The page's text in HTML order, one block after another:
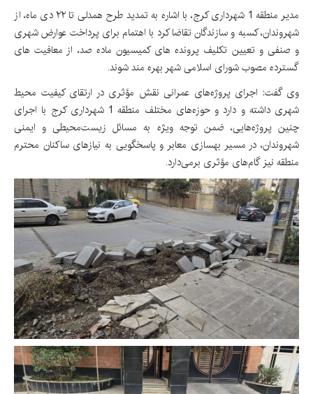
مدیر منطقه 1 شهرداری کرج، با اشاره به تمدید طرح همدلی تا ۲۲ دی ماه، از
شهروندان، کسبه و سازندگان تقاضا کرد با اهتمام برای پرداخت عوارض شهری
و صنفی و تعیین تکلیف پرونده های کمیسیون ماده صد، از معافیت های
گسترده مصوب شورای اسلامی شهر بهره مند شوند.
وی گفت: اجرای پروژه‌های عمرانی نقش مؤثری در ارتقای کیفیت محیط
شهری داشته و دارد و حوزه‌های مختلف منطقه 1 شهرداری کرج با اجرای
چنین پروژه‌هایی، ضمن توجه ویژه به مسائل زیست‌محیطی و ایمنی
شهروندان، در مسیر بهسازی معابر و پاسخگویی به نیازهای ساکنان محترم
منطقه نیز گام‌های مؤثری برمی‌دارد.